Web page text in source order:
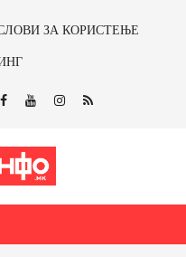
ЗА КОРИСТЕЊЕ